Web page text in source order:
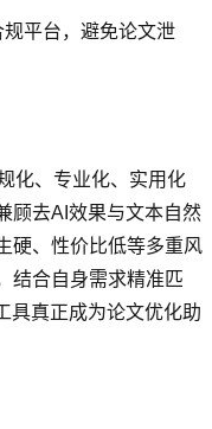
平台，避免论文泄
化、专业化、实用化
顾去AI效果与文本自然
硬、性价比低等多重风
结合自身需求精准匹
具真正成为论文优化助